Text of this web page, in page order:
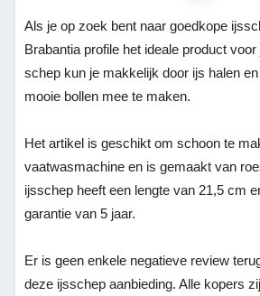
Als je op zoek bent naar goedkope
Brabantia profile het ideale product
schep kun je makkelijk door ijs halen
mooie bollen mee te maken.
Het artikel is geschikt om schoon te
vaatwasmachine en is gemaakt van
ijsschep heeft een lengte van 21,5 cm
garantie van 5 jaar.
Er is geen enkele negatieve review
deze ijsschep aanbieding. Alle kopers